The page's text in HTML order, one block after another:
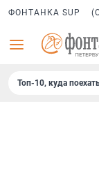
ФОНТАНКА SUP
Топ-10, куда